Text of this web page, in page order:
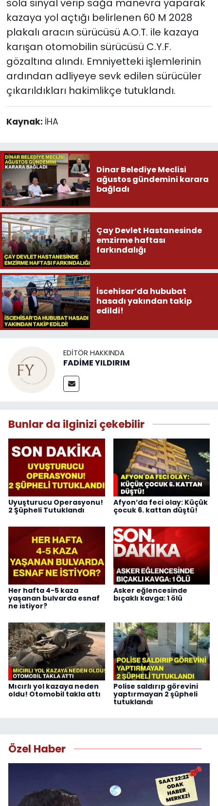
kazaya yol açtığı belirlenen 60 M 2028
plakalı aracın sürücüsü A.O.T. ile kazaya
karışan otomobilin sürücüsü C.Y.F.
gözaltına alındı. Emniyetteki işlemlerinin
ardından adliyeye sevk edilen sürücüler
çıkarıldıkları hakimlikçe tutuklandı.
Kaynak: İHA
Dinar Belediye Meclisi
ağustos gündemini karara
bağladı
Çay Devlet Hastanesinde
emzirme haftası
farkındalığı
İscehisar’da hububat
hasadı yakından takip
edildi!
EDITÖR HAKKINDA
FADİME YILDIRIM
Bunlar da ilginizi çekebilir
Uyuşturucu Operasyonu!
2 Şüpheli Tutuklandı
Afyon’da feci olay: Küçük
çocuk 6. kattan düştü!
Her hafta 4-5 kaza
yaşanan bulvarda esnaf
ne istiyor?
Asker eğlencesinde
bıçaklı kavga: 1 ölü
Mıcırlı yol kazaya neden
oldu! Otomobil takla attı
Polise saldırıp görevini
yaptırmayan 2 şüpheli
tutuklandı
Özel Haber